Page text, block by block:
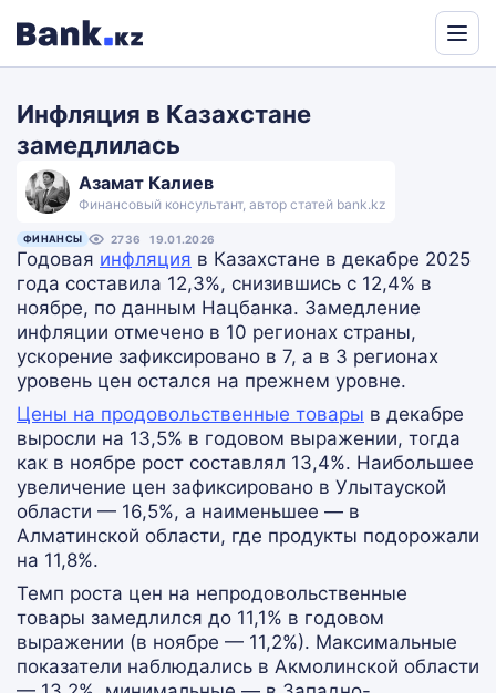
Инфляция в Казахстане
замедлилась
Азамат Калиев
Финансовый консультант, автор статей bank.kz
ФИНАНСЫ 2736 19.01.2026
Годовая инфляция в Казахстане в декабре 2025
года составила 12,3%, снизившись с 12,4% в
ноябре, по данным Нацбанка. Замедление
инфляции отмечено в 10 регионах страны,
ускорение зафиксировано в 7, а в 3 регионах
уровень цен остался на прежнем уровне.
Цены на продовольственные товары в декабре
выросли на 13,5% в годовом выражении, тогда
как в ноябре рост составлял 13,4%. Наибольшее
увеличение цен зафиксировано в Улытауской
области — 16,5%, а наименьшее — в
Алматинской области, где продукты подорожали
на 11,8%.
Темп роста цен на непродовольственные
товары замедлился до 11,1% в годовом
выражении (в ноябре — 11,2%). Максимальные
показатели наблюдались в Акмолинской области